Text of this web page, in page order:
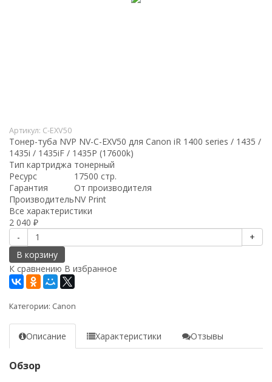
Артикул: C-EXV50
Тонер-туба NVР NV-C-EXV50 для Canon iR 1400 series / 1435 /
1435i / 1435iF / 1435P (17600k)
Тип картриджа тонерный
Ресурс
17500 стр.
Гарантия
От производителя
ПроизводительNV Print
Все характеристики
2 040 ₽
-
+
В корзину
К сравнению В избранное
Категории: Canon
Описание Характеристики Отзывы
Обзор